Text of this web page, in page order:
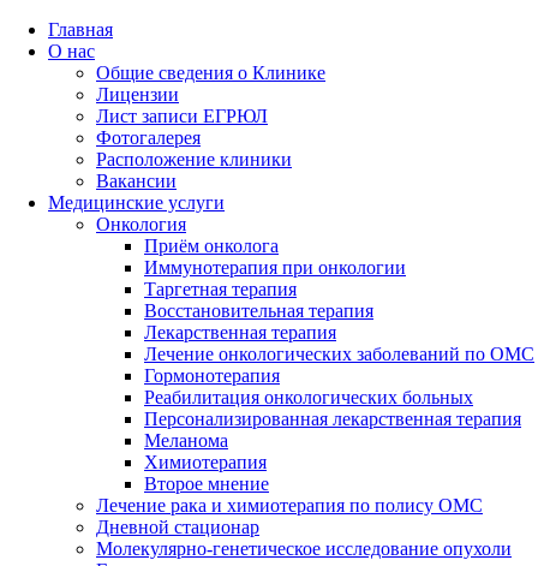
Главная
О нас
Общие сведения о Клинике
Лицензии
Лист записи ЕГРЮЛ
Фотогалерея
Расположение клиники
Вакансии
Медицинские услуги
Онкология
Приём онколога
Иммунотерапия при онкологии
Таргетная терапия
Восстановительная терапия
Лекарственная терапия
Лечение онкологических заболеваний по ОМС
Гормонотерапия
Реабилитация онкологических больных
Персонализированная лекарственная терапия
Меланома
Химиотерапия
Второе мнение
Лечение рака и химиотерапия по полису ОМС
Дневной стационар
Молекулярно-генетическое исследование опухоли